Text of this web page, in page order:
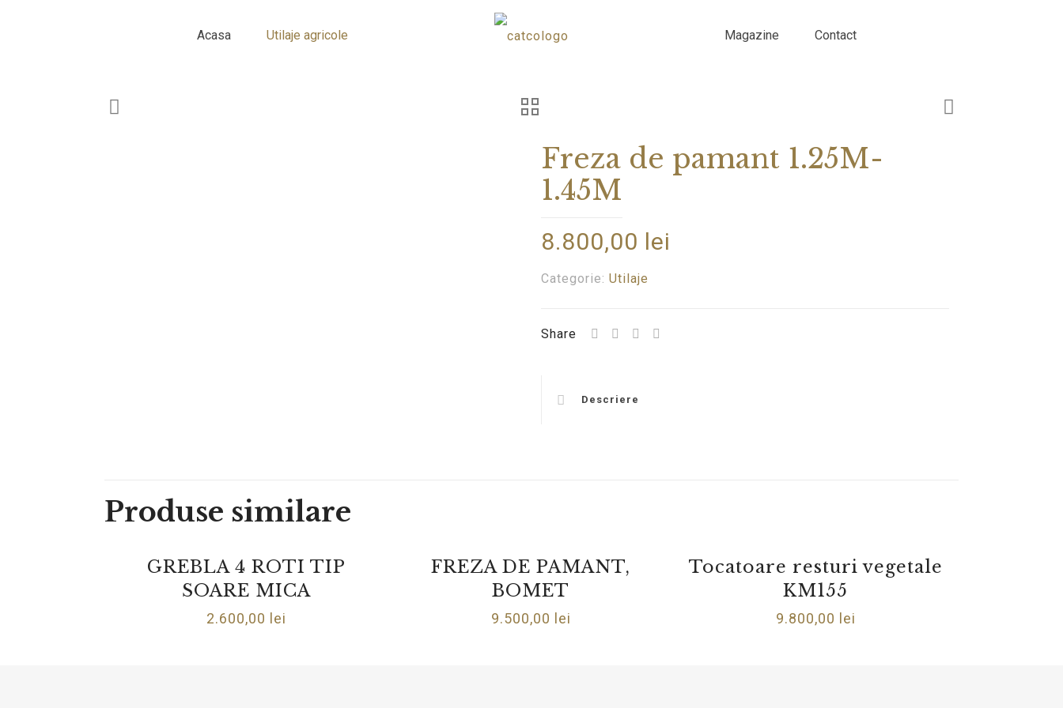
Acasa Utilaje agricole Magazine Contact
Freza de pamant 1.25M-
1.45M
8.800,00 lei
Categorie: Utilaje
Share
Descriere
Produse similare
GREBLA 4 ROTI TIP
SOARE MICA
2.600,00 lei
FREZA DE PAMANT,
BOMET
9.500,00 lei
Tocatoare resturi vegetale
KM155
9.800,00 lei